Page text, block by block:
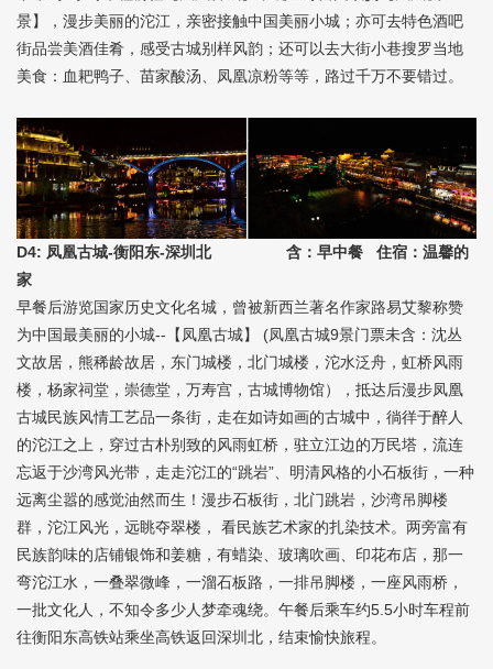
景】，漫步美丽的沱江，亲密接触中国美丽小城；亦可去特色酒吧
街品尝美酒佳肴，感受古城别样风韵；还可以去大街小巷搜罗当地
美食：血耙鸭子、苗家酸汤、凤凰凉粉等等，路过千万不要错过。
D4: 凤凰古城-衡阳东-深圳北 含：早中餐 住宿：温馨的
家
早餐后游览国家历史文化名城，曾被新西兰著名作家路易艾黎称赞
为中国最美丽的小城--【凤凰古城】 (凤凰古城9景门票未含：沈丛
文故居，熊稀龄故居，东门城楼，北门城楼，沱水泛舟，虹桥风雨
楼，杨家祠堂，崇德堂，万寿宫，古城博物馆），抵达后漫步凤凰
古城民族风情工艺品一条街，走在如诗如画的古城中，徜徉于醉人
的沱江之上，穿过古朴别致的风雨虹桥，驻立江边的万民塔，流连
忘返于沙湾风光带，走走沱江的“跳岩”、明清风格的小石板街，一种
远离尘嚣的感觉油然而生！漫步石板街，北门跳岩，沙湾吊脚楼
群，沱江风光，远眺夺翠楼， 看民族艺术家的扎染技术。两旁富有
民族韵味的店铺银饰和姜糖，有蜡染、玻璃吹画、印花布店，那一
弯沱江水，一叠翠微峰，一溜石板路，一排吊脚楼，一座风雨桥，
一批文化人，不知令多少人梦牵魂绕。午餐后乘车约5.5小时车程前
往衡阳东高铁站乘坐高铁返回深圳北，结束愉快旅程。